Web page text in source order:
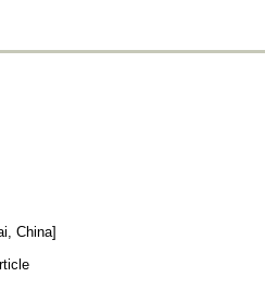
China]